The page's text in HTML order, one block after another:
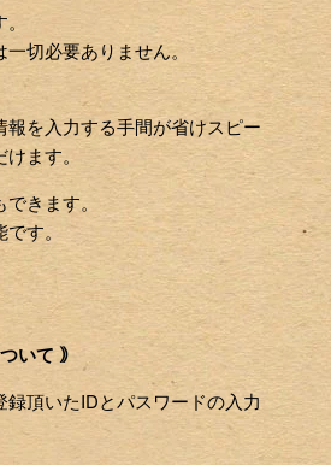
切必要ありません。
報を入力する手間が省けスピー
ます。
きます。
す。
いて ｠
録頂いたIDとパスワードの入力